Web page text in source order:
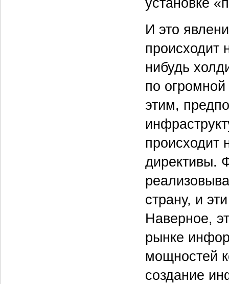
установке
И это
происходит
нибудь
по
этим,
происходит
директивы.
страну, и
Наверное,
рынке
мощностей
создание